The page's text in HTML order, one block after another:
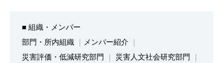
■ 組織・メンバー
部門・所内組織
メンバー紹介
災害評価・低減研究部門
災害人文社会研究部門